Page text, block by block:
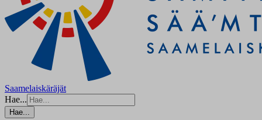
Saamelaiskäräjät
Hae...
Hae...